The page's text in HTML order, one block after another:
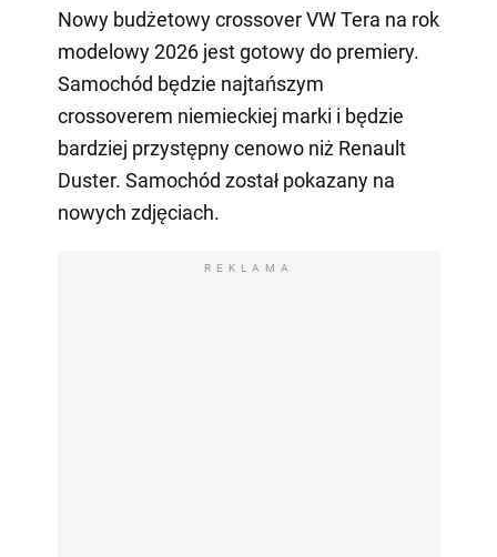
Nowy budżetowy crossover VW Tera na rok
modelowy 2026 jest gotowy do premiery.
Samochód będzie najtańszym
crossoverem niemieckiej marki i będzie
bardziej przystępny cenowo niż Renault
Duster. Samochód został pokazany na
nowych zdjęciach.
REKLAMA